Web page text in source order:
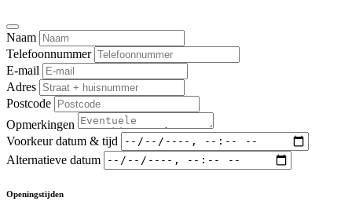
Naam
Telefoonnummer
E-mail
Adres
Postcode
Opmerkingen
Voorkeur datum & tijd
Alternatieve datum
Openingstijden